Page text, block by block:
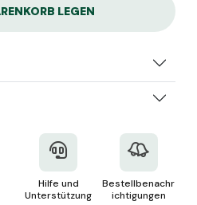
LEGEN
Hilfe und
Unterstützung
Bestellbenachr
ichtigungen